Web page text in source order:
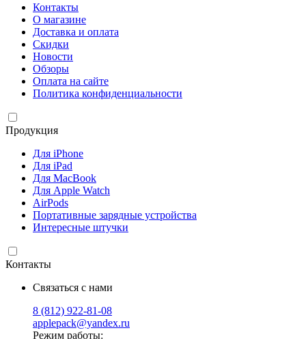
Контакты
О магазине
Доставка и оплата
Скидки
Новости
Обзоры
Оплата на сайте
Политика конфиденциальности
Продукция
Для iPhone
Для iPad
Для MacBook
Для Apple Watch
AirPods
Портативные зарядные устройства
Интересные штучки
Контакты
Связаться с нами
8 (812) 922-81-08
applepack@yandex.ru
Режим работы: